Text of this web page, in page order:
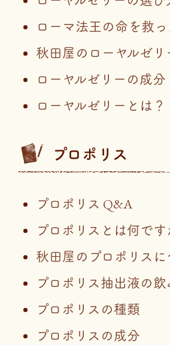
ローマ法王の命を救
秋田屋のローヤルゼリ
ローヤルゼリーの成分
ローヤルゼリーとは？
プロポリス
プロポリス Q&A
プロポリスとは何です
秋田屋のプロポリスに
プロポリス抽出液の飲
プロポリスの種類
プロポリスの成分